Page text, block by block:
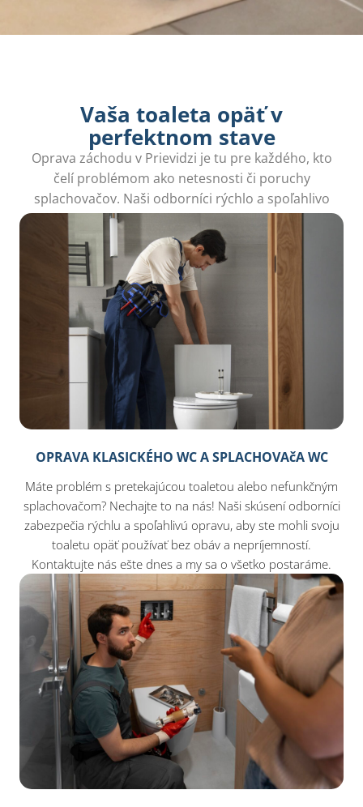
Vaša toaleta opäť v
perfektnom stave
Oprava záchodu v Prievidzi je tu pre každého, kto
čelí problémom ako netesnosti či poruchy
splachovačov. Naši odborníci rýchlo a spoľahlivo
vyriešia každý problém.
OPRAVA KLASICKÉHO WC A SPLACHOVAčA WC
Máte problém s pretekajúcou toaletou alebo nefunkčným
splachovačom? Nechajte to na nás! Naši skúsení odborníci
zabezpečia rýchlu a spoľahlivú opravu, aby ste mohli svoju
toaletu opäť používať bez obáv a nepríjemností.
Kontaktujte nás ešte dnes a my sa o všetko postaráme.